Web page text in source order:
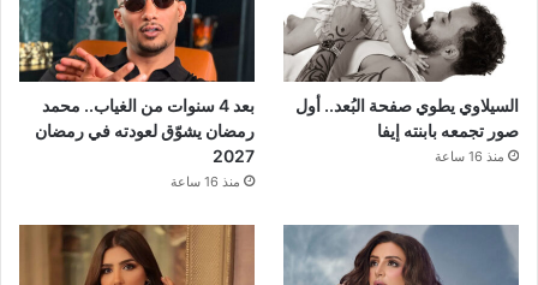
السيلاوي يطوي صفحة البُعد.. أول
صور تجمعه بابنته إيفا
منذ 16 ساعة
بعد 4 سنوات من الغياب.. محمد
رمضان يشوّق لعودته في رمضان
2027
منذ 16 ساعة